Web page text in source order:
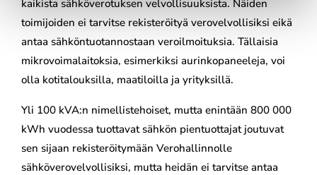
kaikista sähköverotuksen velvollisuuksista. Näiden
toimijoiden ei tarvitse rekisteröityä verovelvollisiksi eikä
antaa sähköntuotannostaan veroilmoituksia. Tällaisia
mikrovoimalaitoksia, esimerkiksi aurinkopaneeleja, voi
olla kotitalouksilla, maatiloilla ja yrityksillä.
Yli 100 kVA:n nimellistehoiset, mutta enintään 800 000
kWh vuodessa tuottavat sähkön pientuottajat joutuvat
sen sijaan rekisteröitymään Verohallinnolle
sähköverovelvollisiksi, mutta heidän ei tarvitse antaa